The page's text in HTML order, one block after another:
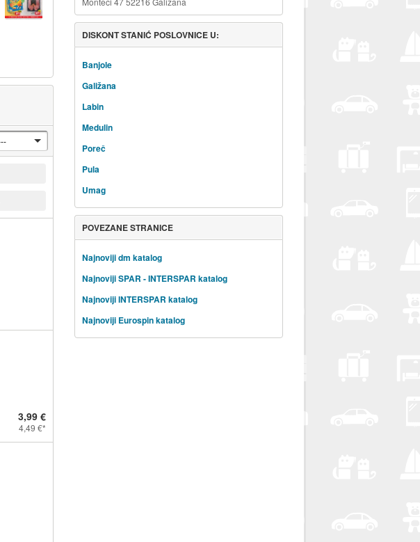
3,99 €
4,49 €
DISKONT STANIĆ POSLOVNICE U:
Banjole
Galižana
Labin
Medulin
Poreč
Pula
Umag
POVEZANE STRANICE
Najnoviji dm katalog
Najnoviji SPAR - INTERSPAR katalog
Najnoviji INTERSPAR katalog
Najnoviji Eurospin katalog